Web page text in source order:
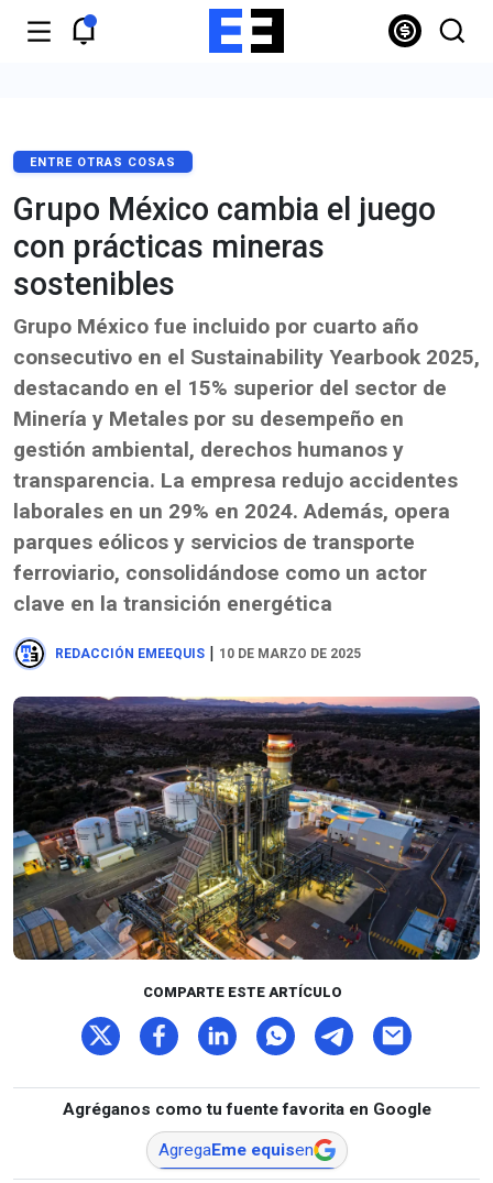
ENTRE OTRAS COSAS
Grupo México cambia el juego
con prácticas mineras
sostenibles
Grupo México fue incluido por cuarto año
consecutivo en el Sustainability Yearbook 2025,
destacando en el 15% superior del sector de
Minería y Metales por su desempeño en
gestión ambiental, derechos humanos y
transparencia. La empresa redujo accidentes
laborales en un 29% en 2024. Además, opera
parques eólicos y servicios de transporte
ferroviario, consolidándose como un actor
clave en la transición energética
REDACCIÓN EMEEQUIS | 10 DE MARZO DE 2025
COMPARTE ESTE ARTÍCULO
Agréganos como tu fuente favorita en Google
AgregaEme equisen